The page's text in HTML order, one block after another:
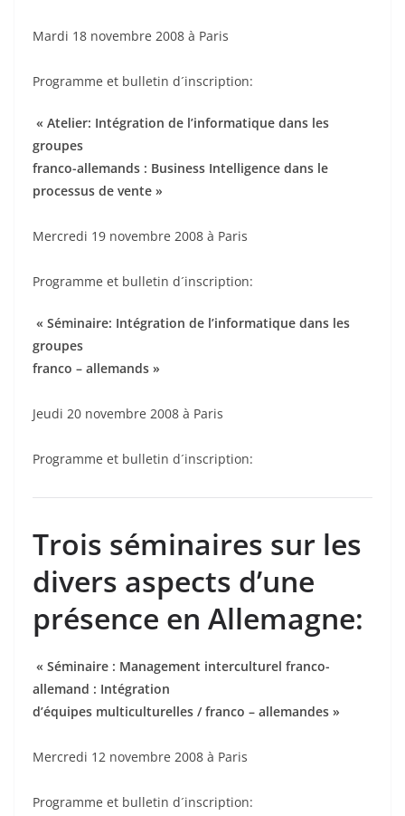
Mardi 18 novembre 2008 à Paris
Programme et bulletin d´inscription:
« Atelier: Intégration de l’informatique dans les
groupes
franco-allemands : Business Intelligence dans le
processus de vente »
Mercredi 19 novembre 2008 à Paris
Programme et bulletin d´inscription:
« Séminaire: Intégration de l’informatique dans les
groupes
franco – allemands »
Jeudi 20 novembre 2008 à Paris
Programme et bulletin d´inscription:
Trois séminaires sur les
divers aspects d’une
présence en Allemagne:
« Séminaire : Management interculturel franco-
allemand : Intégration
d’équipes multiculturelles / franco – allemandes »
Mercredi 12 novembre 2008 à Paris
Programme et bulletin d´inscription: